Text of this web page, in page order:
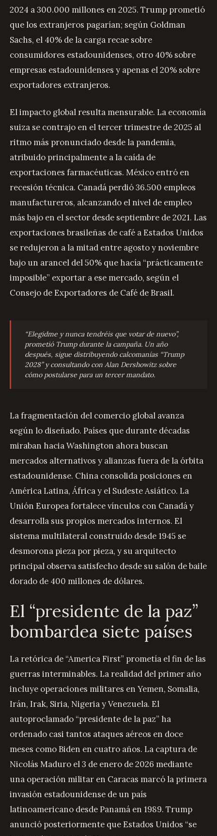
2024 a 300.000 millones en 2025. Trump prometió
que los extranjeros pagarían; según Goldman
Sachs, el 40% de la carga recae sobre
consumidores estadounidenses, otro 40% sobre
empresas estadounidenses y apenas el 20% sobre
exportadores extranjeros.
El impacto global resulta mensurable. La economía
suiza se contrajo en el tercer trimestre de 2025 al
ritmo más pronunciado desde la pandemia,
atribuido principalmente a la caída de
exportaciones farmacéuticas. México entró en
recesión técnica. Canadá perdió 36.500 empleos
manufactureros, alcanzando el nivel de empleo
más bajo en el sector desde septiembre de 2021. Las
exportaciones brasileñas de café a Estados Unidos
se redujeron a la mitad entre agosto y noviembre
bajo un arancel del 50% que hacía “prácticamente
imposible” exportar a ese mercado, según el
Consejo de Exportadores de Café de Brasil.
“Elegidme y nunca tendréis que votar de nuevo”,
prometió Trump durante la campaña. Un año
después, sigue distribuyendo calcomanías “Trump
2028” y consultando con Alan Dershowitz sobre
cómo postularse para un tercer mandato.
La fragmentación del comercio global avanza
según lo diseñado. Países que durante décadas
miraban hacia Washington ahora buscan
mercados alternativos y alianzas fuera de la órbita
estadounidense. China consolida posiciones en
América Latina, África y el Sudeste Asiático. La
Unión Europea fortalece vínculos con Canadá y
desarrolla sus propios mercados internos. El
sistema multilateral construido desde 1945 se
desmorona pieza por pieza, y su arquitecto
principal observa satisfecho desde su salón de baile
dorado de 400 millones de dólares.
El “presidente de la paz”
bombardea siete países
La retórica de “America First” prometía el fin de las
guerras interminables. La realidad del primer año
incluye operaciones militares en Yemen, Somalia,
Irán, Irak, Siria, Nigeria y Venezuela. El
autoproclamado “presidente de la paz” ha
ordenado casi tantos ataques aéreos en doce
meses como Biden en cuatro años. La captura de
Nicolás Maduro el 3 de enero de 2026 mediante
una operación militar en Caracas marcó la primera
invasión estadounidense de un país
latinoamericano desde Panamá en 1989. Trump
anunció posteriormente que Estados Unidos “se